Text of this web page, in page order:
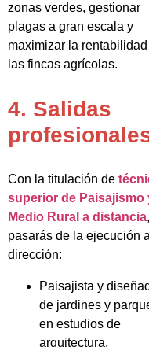
zonas verdes, gestionar
plagas a gran escala y
maximizar la
las fincas agrícolas.
4. Salidas
Con la titulación de
superior de Paisajismo
Medio Rural a distancia,
pasarás de la ejecución
dirección:
Paisajista y
de jardines y
en estudios de
arquitectura.